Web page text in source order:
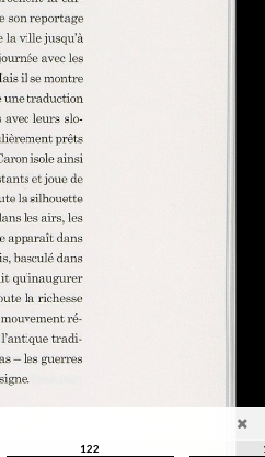
122